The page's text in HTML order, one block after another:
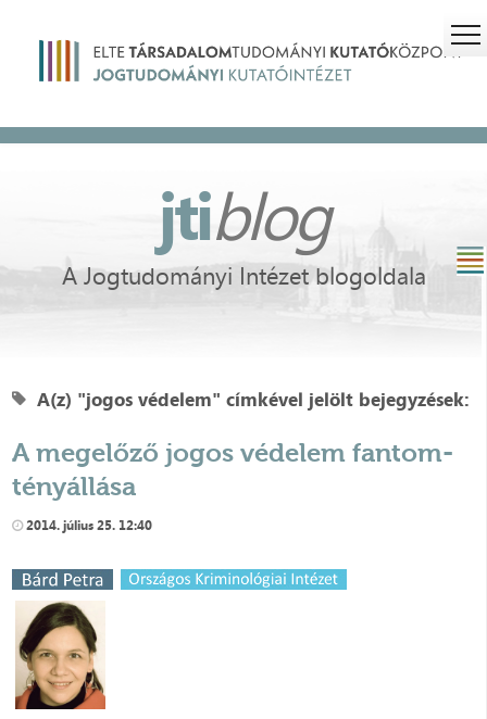
jtiblog
A Jogtudományi Intézet blogoldala
A(z) "jogos védelem" címkével jelölt bejegyzések:
A megelőző jogos védelem fantom-
tényállása
2014. július 25. 12:40